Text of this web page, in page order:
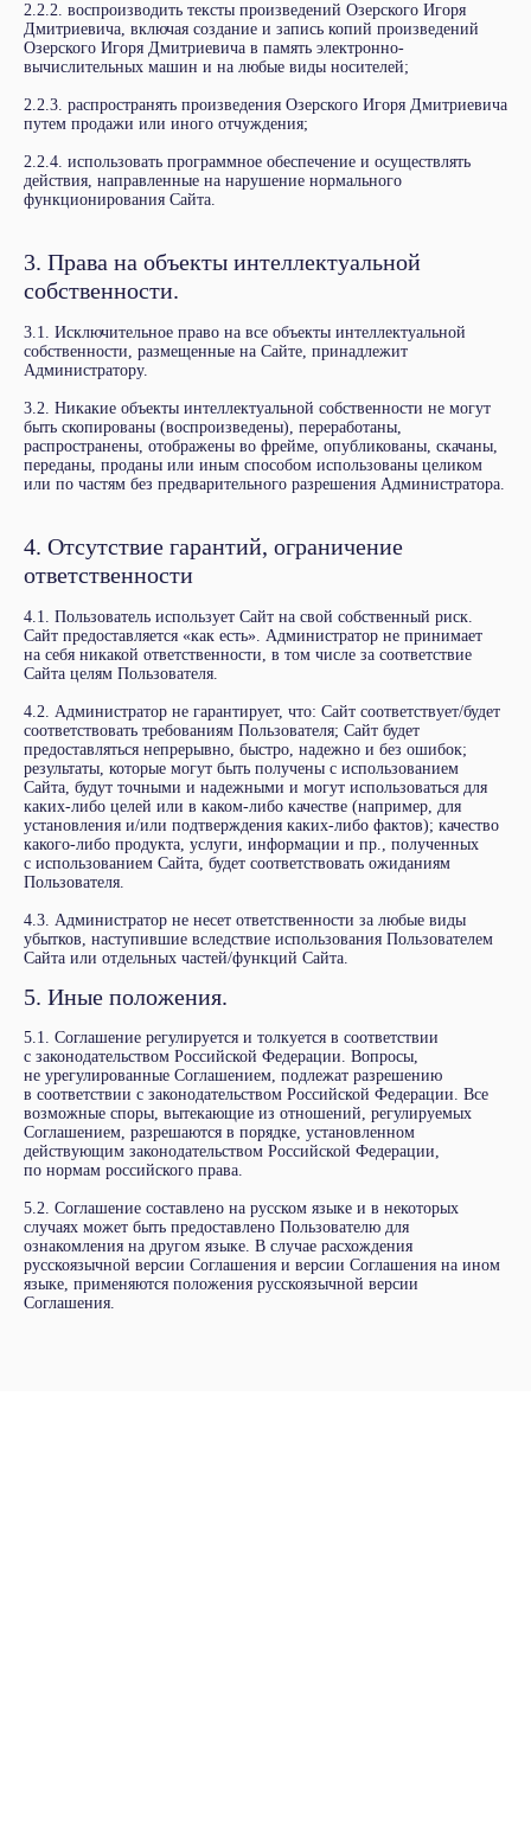
2.2.2. воспроизводить тексты произведений Озерского Игоря
Дмитриевича, включая создание и запись копий произведений
Озерского Игоря Дмитриевича в память электронно-
вычислительных машин и на любые виды носителей;
2.2.3. распространять произведения Озерского Игоря Дмитриевича
путем продажи или иного отчуждения;
2.2.4. использовать программное обеспечение и осуществлять
действия, направленные на нарушение нормального
функционирования Сайта.
3. Права на объекты интеллектуальной
собственности.
3.1. Исключительное право на все объекты интеллектуальной
собственности, размещенные на Сайте, принадлежит
Администратору.
3.2. Никакие объекты интеллектуальной собственности не могут
быть скопированы (воспроизведены), переработаны,
распространены, отображены во фрейме, опубликованы, скачаны,
переданы, проданы или иным способом использованы целиком
или по частям без предварительного разрешения Администратора.
4. Отсутствие гарантий, ограничение
ответственности
4.1. Пользователь использует Сайт на свой собственный риск.
Сайт предоставляется «как есть». Администратор не принимает
на себя никакой ответственности, в том числе за соответствие
Сайта целям Пользователя.
4.2. Администратор не гарантирует, что: Сайт соответствует/будет
соответствовать требованиям Пользователя; Сайт будет
предоставляться непрерывно, быстро, надежно и без ошибок;
результаты, которые могут быть получены с использованием
Сайта, будут точными и надежными и могут использоваться для
каких-либо целей или в каком-либо качестве (например, для
установления и/или подтверждения каких-либо фактов); качество
какого-либо продукта, услуги, информации и пр., полученных
с использованием Сайта, будет соответствовать ожиданиям
Пользователя.
4.3. Администратор не несет ответственности за любые виды
убытков, наступившие вследствие использования Пользователем
Сайта или отдельных частей/функций Сайта.
5. Иные положения.
5.1. Соглашение регулируется и толкуется в соответствии
с законодательством Российской Федерации. Вопросы,
не урегулированные Соглашением, подлежат разрешению
в соответствии с законодательством Российской Федерации. Все
возможные споры, вытекающие из отношений, регулируемых
Соглашением, разрешаются в порядке, установленном
действующим законодательством Российской Федерации,
по нормам российского права.
5.2. Соглашение составлено на русском языке и в некоторых
случаях может быть предоставлено Пользователю для
ознакомления на другом языке. В случае расхождения
русскоязычной версии Соглашения и версии Соглашения на ином
языке, применяются положения русскоязычной версии
Соглашения.
Главная
Рассказы
Роман «Безымянные»
Об
авторе
Критика
ОЗЁРСКИЙ
ПОЛИТИКА
КОНФИДЕНЦИАЛЬНОСТИ
ПОЛЬЗОВАТЕЛЬСКОЕ
СОГЛАШЕНИЕ
Княгиня Огня
СДЕЛАНО В CEDRO
AGENCY